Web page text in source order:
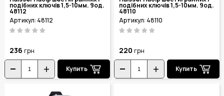
подібних ключів 1,5-10мм. 9од.
48112
Артикул: 48112
236 грн
Купить
подібних ключів 1,5-10мм. 9од.
48110
Артикул: 48110
220 грн
Купить